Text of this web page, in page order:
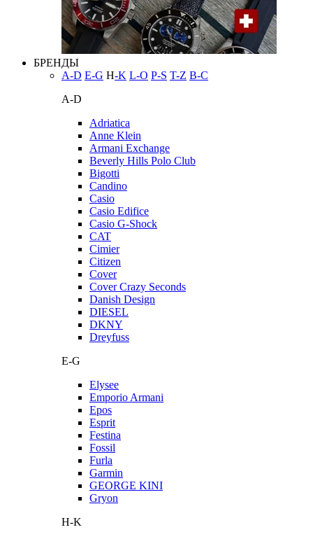
БРЕНДЫ
A-D E-G H-K L-O P-S T-Z В-С
A-D
Adriatica
Anne Klein
Armani Exchange
Beverly Hills Polo Club
Bigotti
Candino
Casio
Casio Edifice
Casio G-Shock
CAT
Cimier
Citizen
Cover
Cover Crazy Seconds
Danish Design
DIESEL
DKNY
Dreyfuss
E-G
Elysee
Emporio Armani
Epos
Esprit
Festina
Fossil
Furla
Garmin
GEORGE KINI
Gryon
H-K